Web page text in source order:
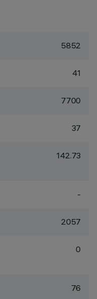
5852
41
7700
37
142.73
-
2057
0
76